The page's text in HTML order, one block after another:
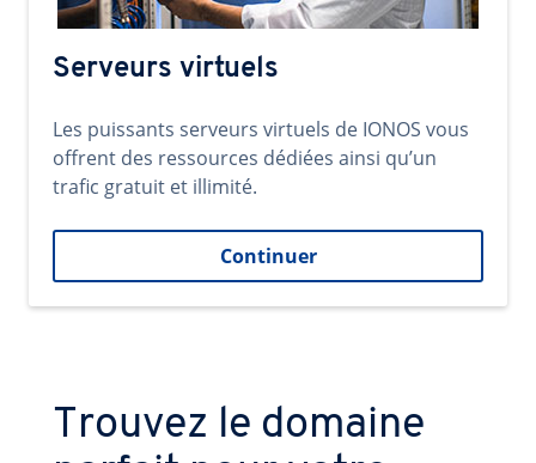
Serveurs virtuels
Les puissants serveurs virtuels de IONOS vous
offrent des ressources dédiées ainsi qu’un
trafic gratuit et illimité.
Continuer
Trouvez le domaine